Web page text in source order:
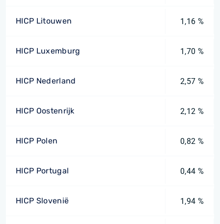
HICP Litouwen 1,16 %
HICP Luxemburg 1,70 %
HICP Nederland 2,57 %
HICP Oostenrijk 2,12 %
HICP Polen 0,82 %
HICP Portugal 0,44 %
HICP Slovenië 1,94 %